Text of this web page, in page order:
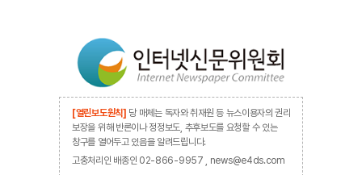
[열린보도원칙] 당 매체는 독자와 취재원 등 뉴스이용자의 권리
보장을 위해 반론이나 정정보도, 추후보도를 요청할 수 있는
창구를 열어두고 있음을 알려드립니다.
고충처리인 배종인 02-866-9957 , news@e4ds.com